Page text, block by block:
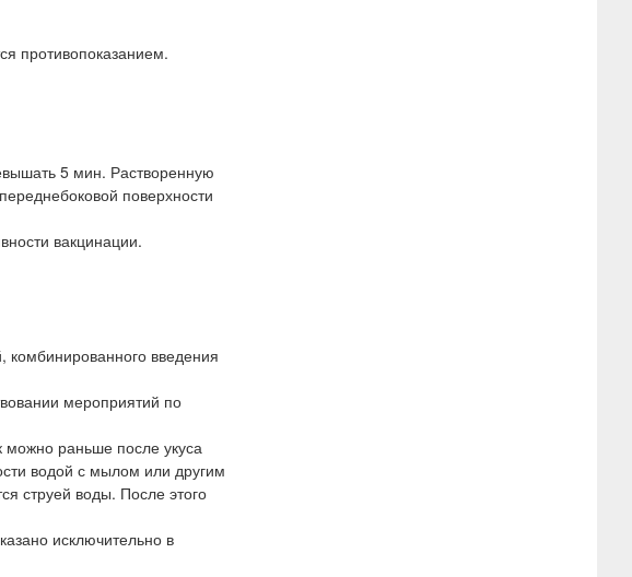
противопоказанием.
5 мин. Растворенную
поверхности
вакцинации.
введения
мероприятий по
можно раньше после укуса
водой с мылом или другим
струей воды. После этого
исключительно в